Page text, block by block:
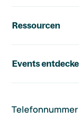
Ressourcen
Events
Telefonnummer